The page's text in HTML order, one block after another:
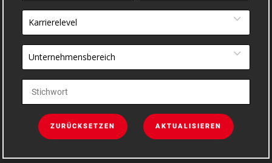
Karrierelevel
Unternehmensbereich
ZURÜCKSETZEN AKTUALISIEREN